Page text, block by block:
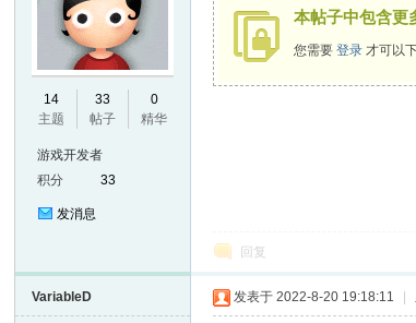
14
主题
33
帖子
0
精华
游戏开发者
积分
33
发消息
本帖子中包含更
您需要登录 才可以
回复
VariableD 发表于 2022-8-20 19:18:11